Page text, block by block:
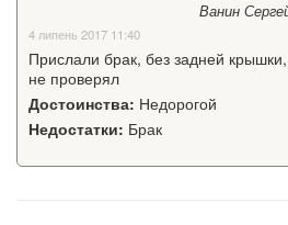
Ванин
4 липень 2017 11:40
Прислали брак, без задней
не проверял
Достоинства: Недорогой
Недостатки: Брак